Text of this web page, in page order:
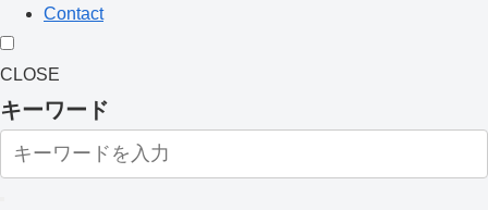
Contact
CLOSE
キーワード